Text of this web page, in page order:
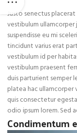
Justo senectus
vestibulum
suspendisse eu mi
tincidunt varius erat
vestibulum id per
vestibulum praesent
duis parturient semper
platea hac ullamcorper
quis consectetur
odio ipsum lorem. Sed
Condimentum